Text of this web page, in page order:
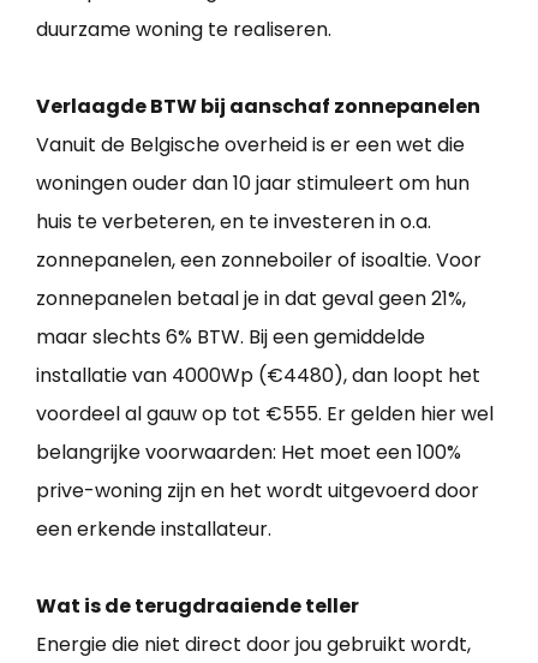
duurzame woning te realiseren.
Verlaagde BTW bij aanschaf zonnepanelen
Vanuit de Belgische overheid is er een wet die
woningen ouder dan 10 jaar stimuleert om hun
huis te verbeteren, en te investeren in o.a.
zonnepanelen, een zonneboiler of isoaltie. Voor
zonnepanelen betaal je in dat geval geen 21%,
maar slechts 6% BTW. Bij een gemiddelde
installatie van 4000Wp (€4480), dan loopt het
voordeel al gauw op tot €555. Er gelden hier wel
belangrijke voorwaarden: Het moet een 100%
prive-woning zijn en het wordt uitgevoerd door
een erkende installateur.
Wat is de terugdraaiende teller
Energie die niet direct door jou gebruikt wordt,